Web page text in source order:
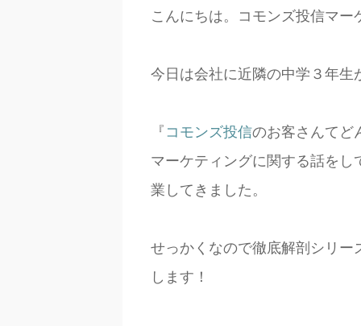
こんにちは。コモンズ投信マ
今日は会社に近隣の中学３年
『 コモンズ投信のお客さんて
マーケティングに関する話を
業してきました。
せっかくなので徹底解剖シリ
します！